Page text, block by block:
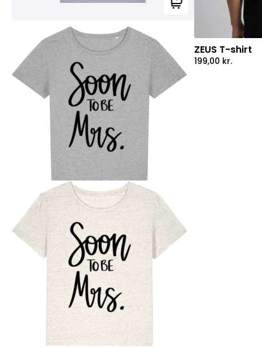
Tilføj til kurv
ZEUS T-shirt
199,00 kr.